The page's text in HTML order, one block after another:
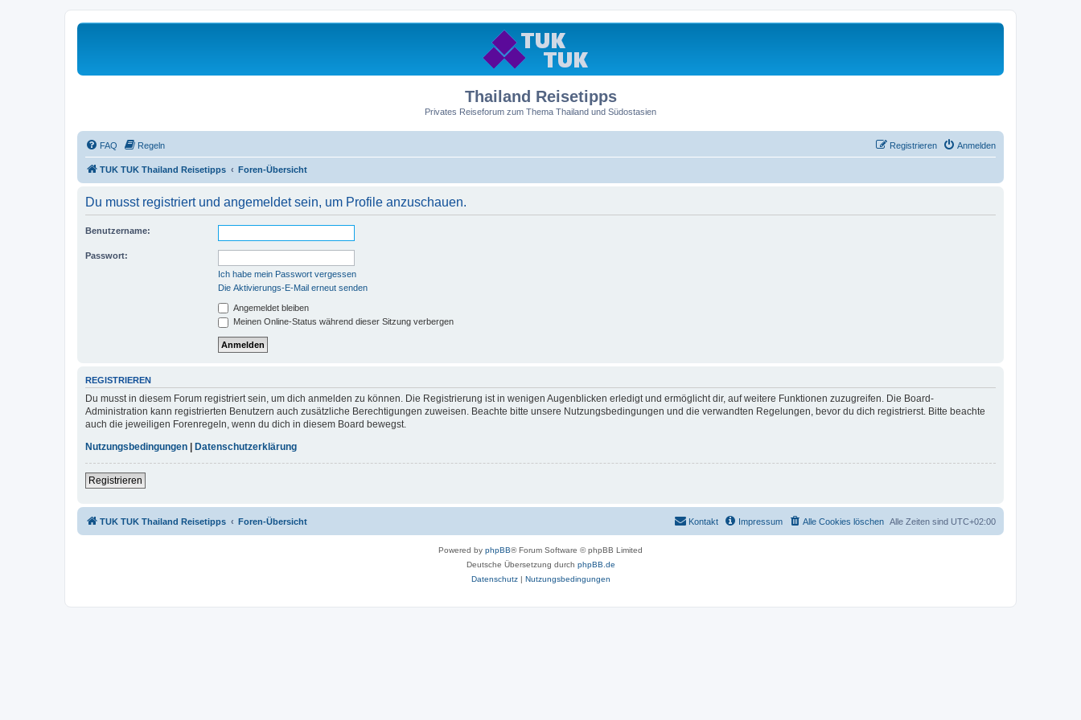
Thailand Reisetipps
Privates Reiseforum zum Thema Thailand und Südostasien
FAQ Regeln Anmelden
Registrieren
TUK TUK Thailand Reisetipps Foren-Übersicht
Du musst registriert und angemeldet sein, um Profile anzuschauen.
Benutzername:
Passwort:
Ich habe mein Passwort vergessen
Die Aktivierungs-E-Mail erneut senden
Angemeldet bleiben
Meinen Online-Status während dieser Sitzung verbergen
REGISTRIEREN
Du musst in diesem Forum registriert sein, um dich anmelden zu können. Die Registrierung ist in wenigen Augenblicken erledigt und ermöglicht dir, auf weitere Funktionen zuzugreifen. Die Board-
Administration kann registrierten Benutzern auch zusätzliche Berechtigungen zuweisen. Beachte bitte unsere Nutzungsbedingungen und die verwandten Regelungen, bevor du dich registrierst. Bitte beachte
auch die jeweiligen Forenregeln, wenn du dich in diesem Board bewegst.
Nutzungsbedingungen
Datenschutzerklärung
Registrieren
TUK TUK Thailand Reisetipps Foren-Übersicht Alle Zeiten sind UTC+02:00
Alle Cookies löschen
Impressum
Kontakt
Powered by phpBB® Forum Software © phpBB Limited
Deutsche Übersetzung durch phpBB.de
Datenschutz| Nutzungsbedingungen